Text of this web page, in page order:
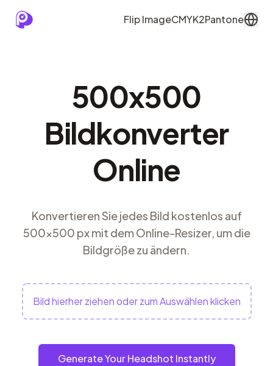
Flip ImageCMYK2Pantone
500x500
Bildkonverter
Online
Konvertieren Sie jedes Bild kostenlos auf
500x500 px mit dem Online-Resizer, um die
Bildgröße zu ändern.
Bild hierher ziehen oder zum Auswählen klicken
Generate Your Headshot Instantly